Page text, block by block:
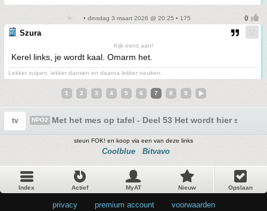
• dinsdag 3 maart 2026 @ 20:25 • 175
Szura
Kijk eens aan!
Kerel links, je wordt kaal. Omarm het.
Lekker zuipen, lekker dansen en daarna lekker neuken.
1 2 3 4 5 6 7 8 9
tv NPO2 Met het mes op tafel - Deel 53 Het wordt hier stiller
steun FOK! en koop via een van deze links
Coolblue Bitvavo
Index Actief MyAT Nieuw Opslaan
privacy premium account voorwaarden